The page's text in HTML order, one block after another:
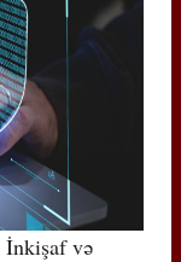
İnkişaf və